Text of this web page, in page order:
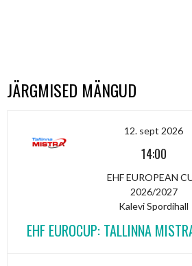
JÄRGMISED MÄNGUD
12. sept 2026
14:00
EHF EUROPEAN
2026/2027
Kalevi Spordihall
EHF EUROCUP: TALLINNA